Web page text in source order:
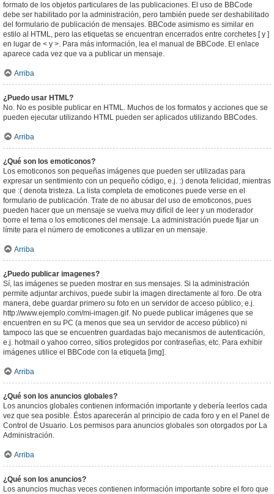
formato de los objetos particulares de las publicaciones. El uso de BBCode
debe ser habilitado por la administración, pero también puede ser deshabilitado
del formulario de publicación de mensajes. BBCode asimismo es similar en
estilo al HTML, pero las etiquetas se encuentran encerrados entre corchetes [ y ]
en lugar de < y >. Para más información, lea el manual de BBCode. El enlace
aparece cada vez que va a publicar un mensaje.
Arriba
¿Puedo usar HTML?
No. No es posible publicar en HTML. Muchos de los formatos y acciones que se
pueden ejecutar utilizando HTML pueden ser aplicados utilizando BBCodes.
Arriba
¿Qué son los emoticonos?
Los emoticonos son pequeñas imágenes que pueden ser utilizadas para
expresar un sentimiento con un pequeño código, e.j. :) denota felicidad, mientras
que :( denota tristeza. La lista completa de emoticones puede verse en el
formulario de publicación. Trate de no abusar del uso de emoticonos, pues
pueden hacer que un mensaje se vuelva muy difícil de leer y un moderador
borre el tema o los emoticones del mensaje. La administración puede fijar un
límite para el número de emoticones a utilizar en un mensaje.
Arriba
¿Puedo publicar imagenes?
Sí, las imágenes se pueden mostrar en sus mensajes. Si la administración
permite adjuntar archivos, puede subir la imagen directamente al foro. De otra
manera, debe guardar primero su foto en un servidor de acceso público, e.j.
http://www.ejemplo.com/mi-imagen.gif. No puede publicar imágenes que se
encuentren en su PC (a menos que sea un servidor de acceso público) ni
tampoco las que se encuentren guardadas bajo mecanismos de autenticación,
e.j. hotmail o yahoo correo, sitios protegidos por contraseñas, etc. Para exhibir
imágenes utilice el BBCode con la etiqueta [img].
Arriba
¿Qué son los anuncios globales?
Los anuncios globales contienen información importante y debería leerlos cada
vez que sea posible. Éstos aparecerán al principio de cada foro y en el Panel de
Control de Usuario. Los permisos para anuncios globales son otorgados por La
Administración.
Arriba
¿Qué son los anuncios?
Los anuncios muchas veces contienen información importante sobre el foro que